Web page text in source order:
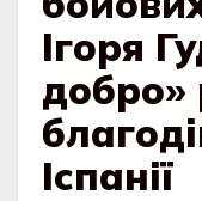
Ігоря
добро»
Іспанії